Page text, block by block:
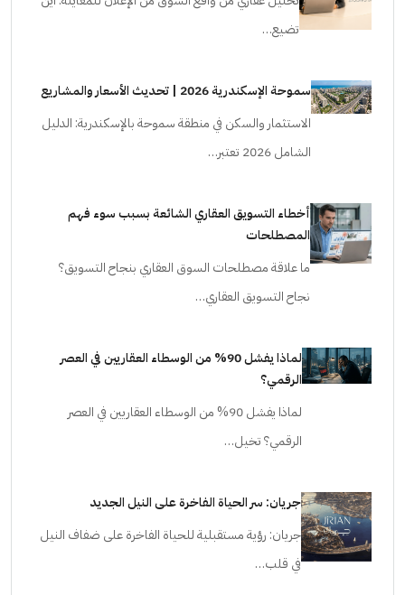
تضيع…
سموحة الإسكندرية 2026 | تحديث الأسعار والمشاريع
الاستثمار والسكن في منطقة سموحة بالإسكندرية: الدليل
الشامل 2026 تعتبر…
أخطاء التسويق العقاري الشائعة بسبب سوء فهم
المصطلحات
ما علاقة مصطلحات السوق العقاري بنجاح التسويق؟
نجاح التسويق العقاري…
لماذا يفشل 90% من الوسطاء العقاريين في العصر
الرقمي؟
لماذا يفشل 90% من الوسطاء العقاريين في العصر
الرقمي؟ تخيل…
جريان: سر الحياة الفاخرة على النيل الجديد
جريان: رؤية مستقبلية للحياة الفاخرة على ضفاف النيل
في قلب…